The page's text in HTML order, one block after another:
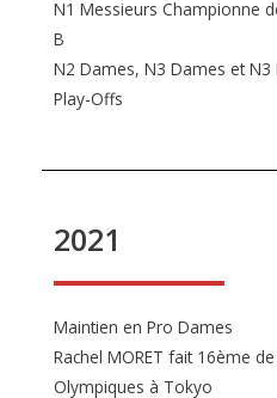
N1 Messieurs Championne
B
N2 Dames, N3 Dames et
Play-Offs
2021
Maintien en Pro Dames
Rachel MORET fait 16ème
Olympiques à Tokyo